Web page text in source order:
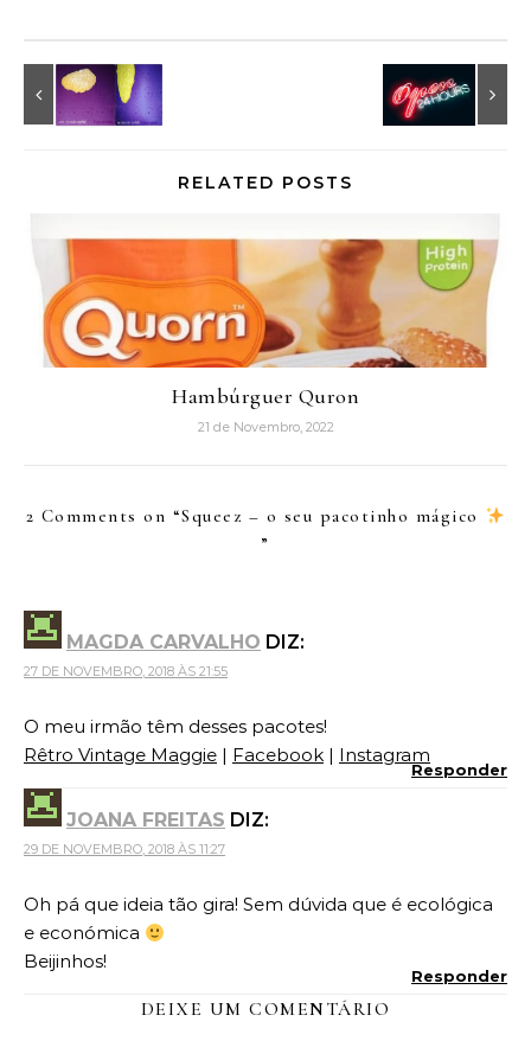
RELATED POSTS
Hambúrguer Quron
21 de Novembro, 2022
2 Comments on “Squeez – o seu pacotinho mágico
”
MAGDA CARVALHO DIZ:
27 DE NOVEMBRO, 2018 ÀS 21:55
O meu irmão têm desses pacotes!
Rêtro Vintage Maggie | Facebook | Instagram
Responder
JOANA FREITAS DIZ:
29 DE NOVEMBRO, 2018 ÀS 11:27
Oh pá que ideia tão gira! Sem dúvida que é ecológica
e económica
Beijinhos!
Responder
DEIXE UM COMENTÁRIO